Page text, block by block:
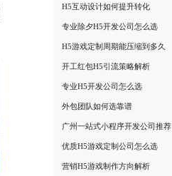
H5互动设计如何提升转化
专业除夕H5开发公司怎么选
H5游戏定制周期能压缩到多久
开工红包H5引流策略解析
专业H5开发公司怎么选
外包团队如何选靠谱
广州一站式小程序开发公司推荐
优质H5游戏定制公司怎么选
营销H5游戏制作方向解析